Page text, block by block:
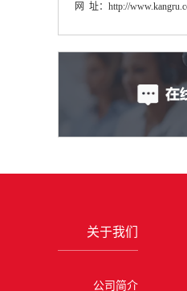
网 址：http://
关于我们
公司简介